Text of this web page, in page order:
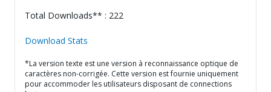
Total Downloads** : 222
Download Stats
*La version texte est une version à reconnaissance optique de
caractères non-corrigée. Cette version est fournie uniquement
pour accommoder les utilisateurs disposant de connections